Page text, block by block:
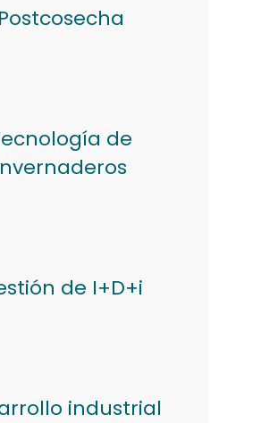
Postcosecha
de
de I+D+i
industrial